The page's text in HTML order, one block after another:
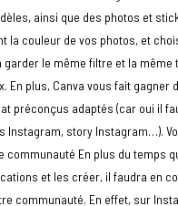
ainsi que des photos et
la couleur de vos photos, et
garder le même filtre et la
En plus, Canva vous fait gagner
préconçus adaptés (car oui il
Instagram, story Instagram…).
communauté En plus du temps
et les créer, il faudra en
communauté. En effet, sur